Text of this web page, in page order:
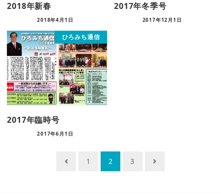
2018年新春
2018年4月1日
2017年冬季号
2017年12月1日
ひろみち通信
2017年臨時号
2017年6月1日
1 2 3